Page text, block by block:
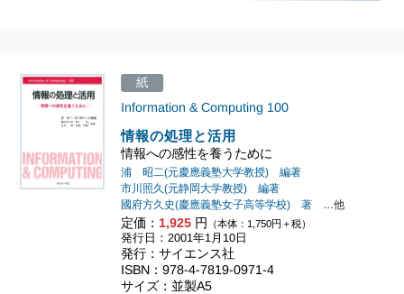
情報の処理と活用
情報への感性を養うために
Information & Computing 100
浦 昭二(元慶應義塾大学教授) 編著
市川照久(元静岡大学教授) 編著
國府方久史(慶應義塾女子高等学校) 著 …他
定価： 1,925 円 （本体：1,750円＋税）
紙
発行日：2001年1月10日
発行：サイエンス社
ISBN：978-4-7819-0971-4
サイズ：並製A5